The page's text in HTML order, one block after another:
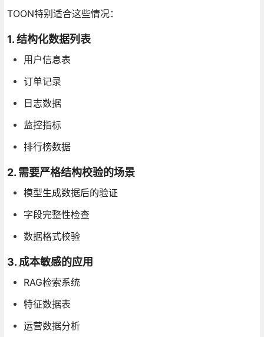
TOON特别适合这些情况：
1. 结构化数据列表
用户信息表
订单记录
日志数据
监控指标
排行榜数据
2. 需要严格结构校验的场景
模型生成数据后的验证
字段完整性检查
数据格式校验
3. 成本敏感的应用
RAG检索系统
特征数据表
运营数据分析